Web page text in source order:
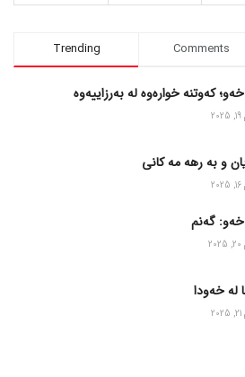
Trending Comments
کەوتنە خوارەوە لە بەرزاییەوە
و به رهه مه کانی
خەو: گەنم
لە خەودا